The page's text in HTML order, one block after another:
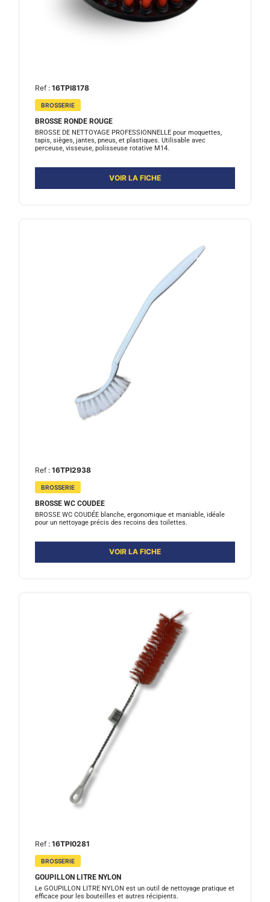
Ref : 16TPI8178
BROSSERIE
BROSSE RONDE ROUGE
BROSSE DE NETTOYAGE PROFESSIONNELLE pour moquettes,
tapis, sièges, jantes, pneus, et plastiques. Utilisable avec
perceuse, visseuse, polisseuse rotative M14.
VOIR LA FICHE
Ref : 16TPI2938
BROSSERIE
BROSSE WC COUDEE
BROSSE WC COUDÉE blanche, ergonomique et maniable, idéale
pour un nettoyage précis des recoins des toilettes.
VOIR LA FICHE
Ref : 16TPI0281
BROSSERIE
GOUPILLON LITRE NYLON
Le GOUPILLON LITRE NYLON est un outil de nettoyage pratique et
efficace pour les bouteilles et autres récipients.